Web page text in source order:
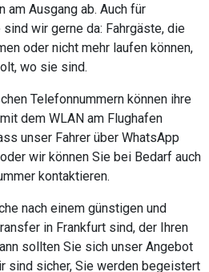
am Ausgang ab. Auch für
wir gerne da: Fahrgäste, die
oder nicht mehr laufen können,
wo sie sind.
Telefonnummern können ihre
dem WLAN am Flughafen
unser Fahrer über WhatsApp
wir können Sie bei Bedarf auch
kontaktieren.
nach einem günstigen und
in Frankfurt sind, der Ihren
sollten Sie sich unser Angebot
sind sicher, Sie werden begeistert